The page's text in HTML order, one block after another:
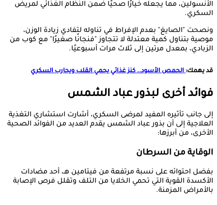
الأنسولين، مما يجعله خيارًا صحيًا ضمن النظام الغذائي لمريض
السكري.
ونصحت "الصايغ" بعدم الإفراط في تناوله لتفادي زيادة الوزن،
موصية بتناول كمية معتدلة لا تتجاوز "فنجانًا صغيرًا" مع كوب من
الزبادي، بمعدل مرتين إلى ثلاث مرات أسبوعيًا.
قد يهمك: الحمص الأسود.. كنز غذائي يحمي القلب ويحارب السكري
فوائد أخرى لبذور عباد الشمس
إلى جانب تأثيره المفيد لمرضى السكري، أشارت استشاري التغذية
العلاجية إلى أن بذور عباد الشمس يقدم العديد من الفوائد الصحية
الأخرى، من أبرزها:
الوقاية من السرطان
بفضل احتوائه على نسبة مرتفعة من فيتامين هـ، أحد مضادات
الأكسدة القوية التي تحمي الخلايا من التلف وتقلل فرص الإصابة
بالأمراض المزمنة.